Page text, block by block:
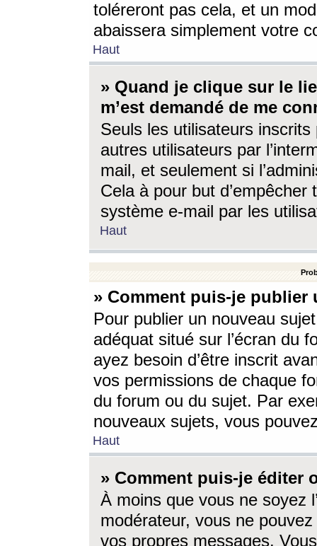
toléreront pas cela, et un
abaissera simplement votre
Haut
» Quand je clique sur le
m’est demandé de me
Seuls les utilisateurs
autres utilisateurs par
mail, et seulement si
Cela à pour but
système e-mail par les
Haut
» Comment puis-je
Pour publier un nouveau
adéquat situé sur l’écran du
ayez besoin d’être inscrit
vos permissions de chaque
du forum ou du sujet. Par
nouveaux sujets, vous
Haut
» Comment puis-je éditer
À moins que vous ne soyez
modérateur, vous ne
vos propres messages.